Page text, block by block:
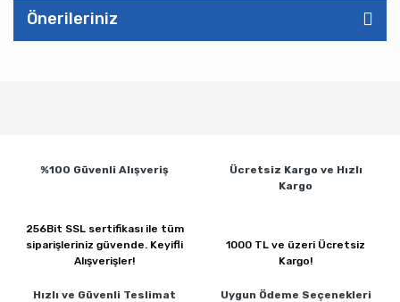
Önerileriniz
%100 Güvenli Alışveriş
256Bit SSL sertifikası ile tüm
siparişleriniz güvende. Keyifli
Alışverişler!
Ücretsiz Kargo ve Hızlı
Kargo
1000 TL ve üzeri Ücretsiz
Kargo!
Hızlı ve Güvenli Teslimat Uygun Ödeme Seçenekleri